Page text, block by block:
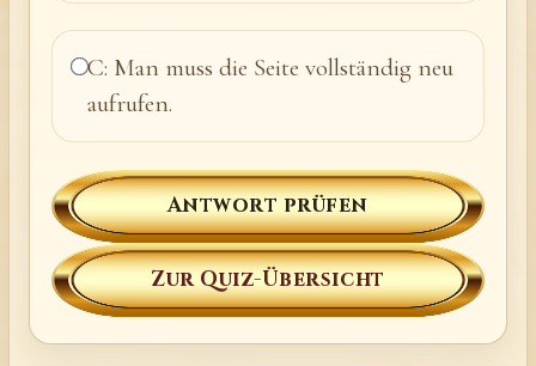
C: Man muss die Seite vollständig neu
aufrufen.
Antwort prüfen
Zur Quiz-Übersicht